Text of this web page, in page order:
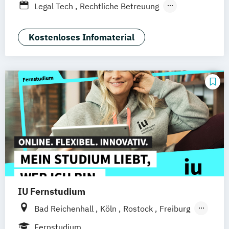
Nürnberg
Legal Tech
Rechtliche Betreuung
Kostenloses Infomaterial
IU Fernstudium
Bad Reichenhall Köln Rostock
Freiburg
Kiel
Frankfurt am Main
Fernstudium